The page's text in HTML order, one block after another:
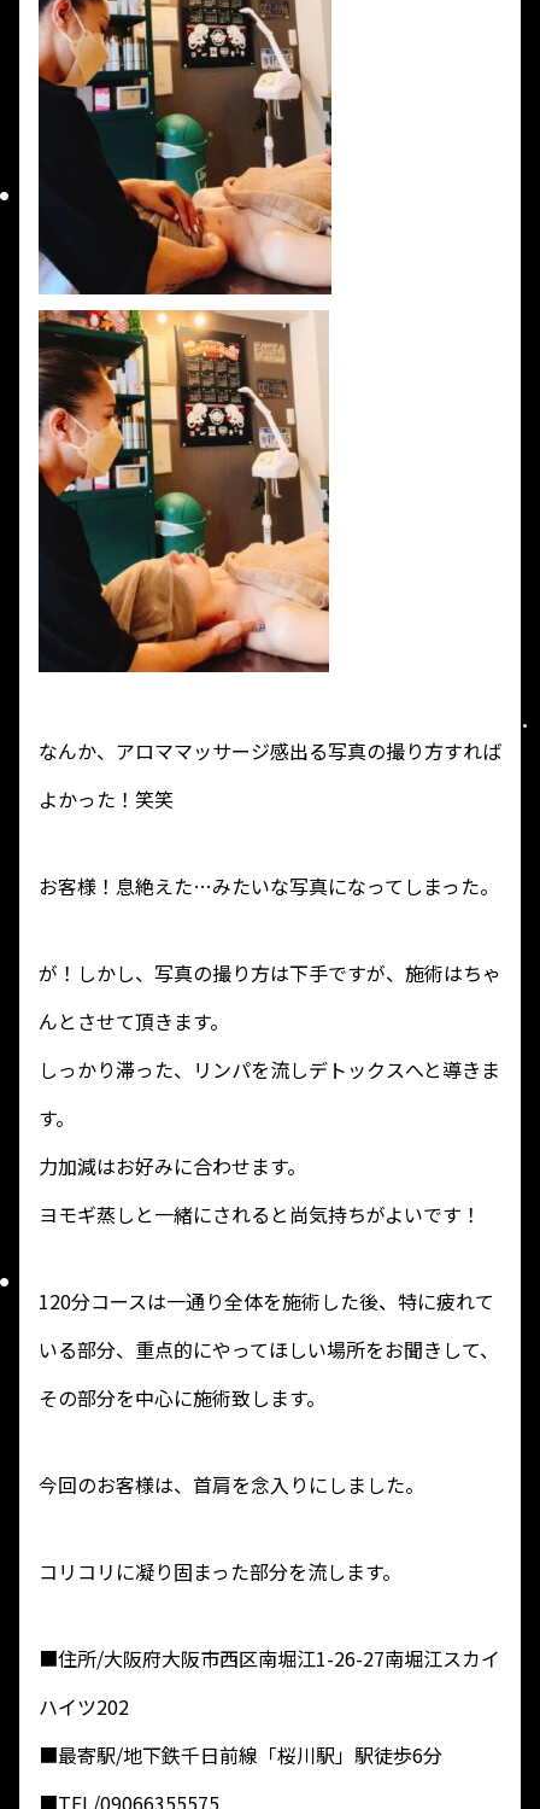
なんか、アロママッサージ感出る写真の撮り方すれば
よかった！笑笑
お客様！息絶えた…みたいな写真になってしまった。
が！しかし、写真の撮り方は下手ですが、施術はちゃ
んとさせて頂きます。
しっかり滞った、リンパを流しデトックスへと導きま
す。
力加減はお好みに合わせます。
ヨモギ蒸しと一緒にされると尚気持ちがよいです！
120分コースは一通り全体を施術した後、特に疲れて
いる部分、重点的にやってほしい場所をお聞きして、
その部分を中心に施術致します。
今回のお客様は、首肩を念入りにしました。
コリコリに凝り固まった部分を流します。
■住所/大阪府大阪市西区南堀江1-26-27南堀江スカイ
ハイツ202
■最寄駅/地下鉄千日前線「桜川駅」駅徒歩6分
■TEL/09066355575